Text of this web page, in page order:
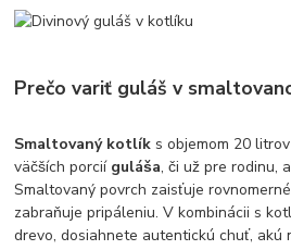
Prečo variť guláš v
Smaltovaný kotlík s objemom 20
väčších porcií guláša, či už pre rodinu,
Smaltovaný povrch zaisťuje
zabraňuje pripáleniu. V kombinácii s
drevo, dosiahnete autentickú chuť, akú